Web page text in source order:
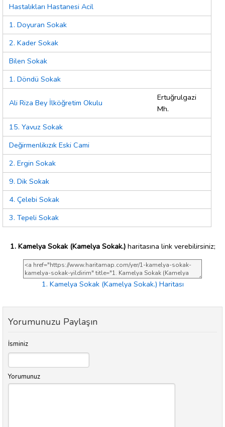
Hastalıkları Hastanesi Acil
1. Doyuran Sokak
2. Kader Sokak
Bilen Sokak
1. Döndü Sokak
Ali Riza Bey İlköğretim Okulu
Ertuğrulgazi
Mh.
15. Yavuz Sokak
Değirmenlikızık Eski Cami
2. Ergin Sokak
9. Dik Sokak
4. Çelebi Sokak
3. Tepeli Sokak
1. Kamelya Sokak (Kamelya Sokak.)haritasına link verebilirsiniz;
1. Kamelya Sokak (Kamelya Sokak.) Haritası
Yorumunuzu Paylaşın
İsminiz
Yorumunuz